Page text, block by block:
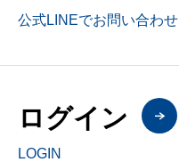
公式LINEでお問い合わせ
ログイン
LOGIN